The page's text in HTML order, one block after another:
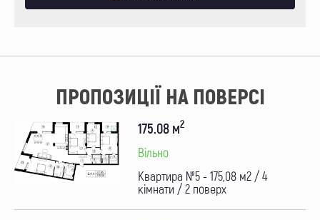
ПРОПОЗИЦІЇ НА ПОВЕРСІ
175.08 м2
Вільно
Квартира №5 - 175,08 м2 / 4
кімнати / 2 поверх